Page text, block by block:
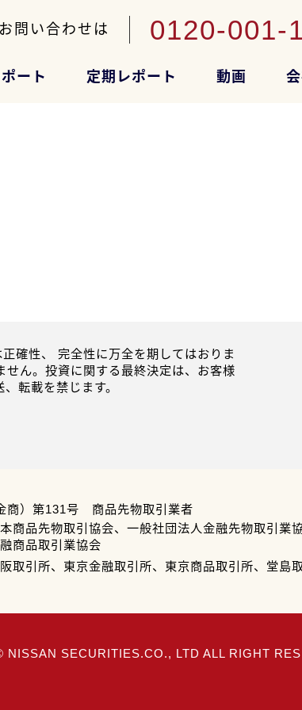
問い合わせは 0120-001-
ート 定期レポート 動画
確性、 完全性に万全を期してはおりま
ん。投資に関する最終決定は、お客様
転載を禁じます。
商）第131号 商品先物取引業者
商品先物取引協会、一般社団法人金融先物取引業
商品取引業協会
取引所、東京金融取引所、東京商品取引所、堂島
NISSAN SECURITIES.CO., LTD ALL RIGHT